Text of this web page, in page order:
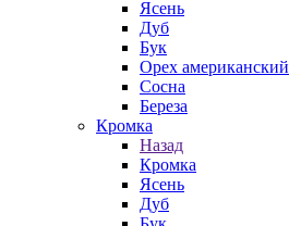
Ясень
Дуб
Бук
Орех американский
Сосна
Береза
Кромка
Назад
Кромка
Ясень
Дуб